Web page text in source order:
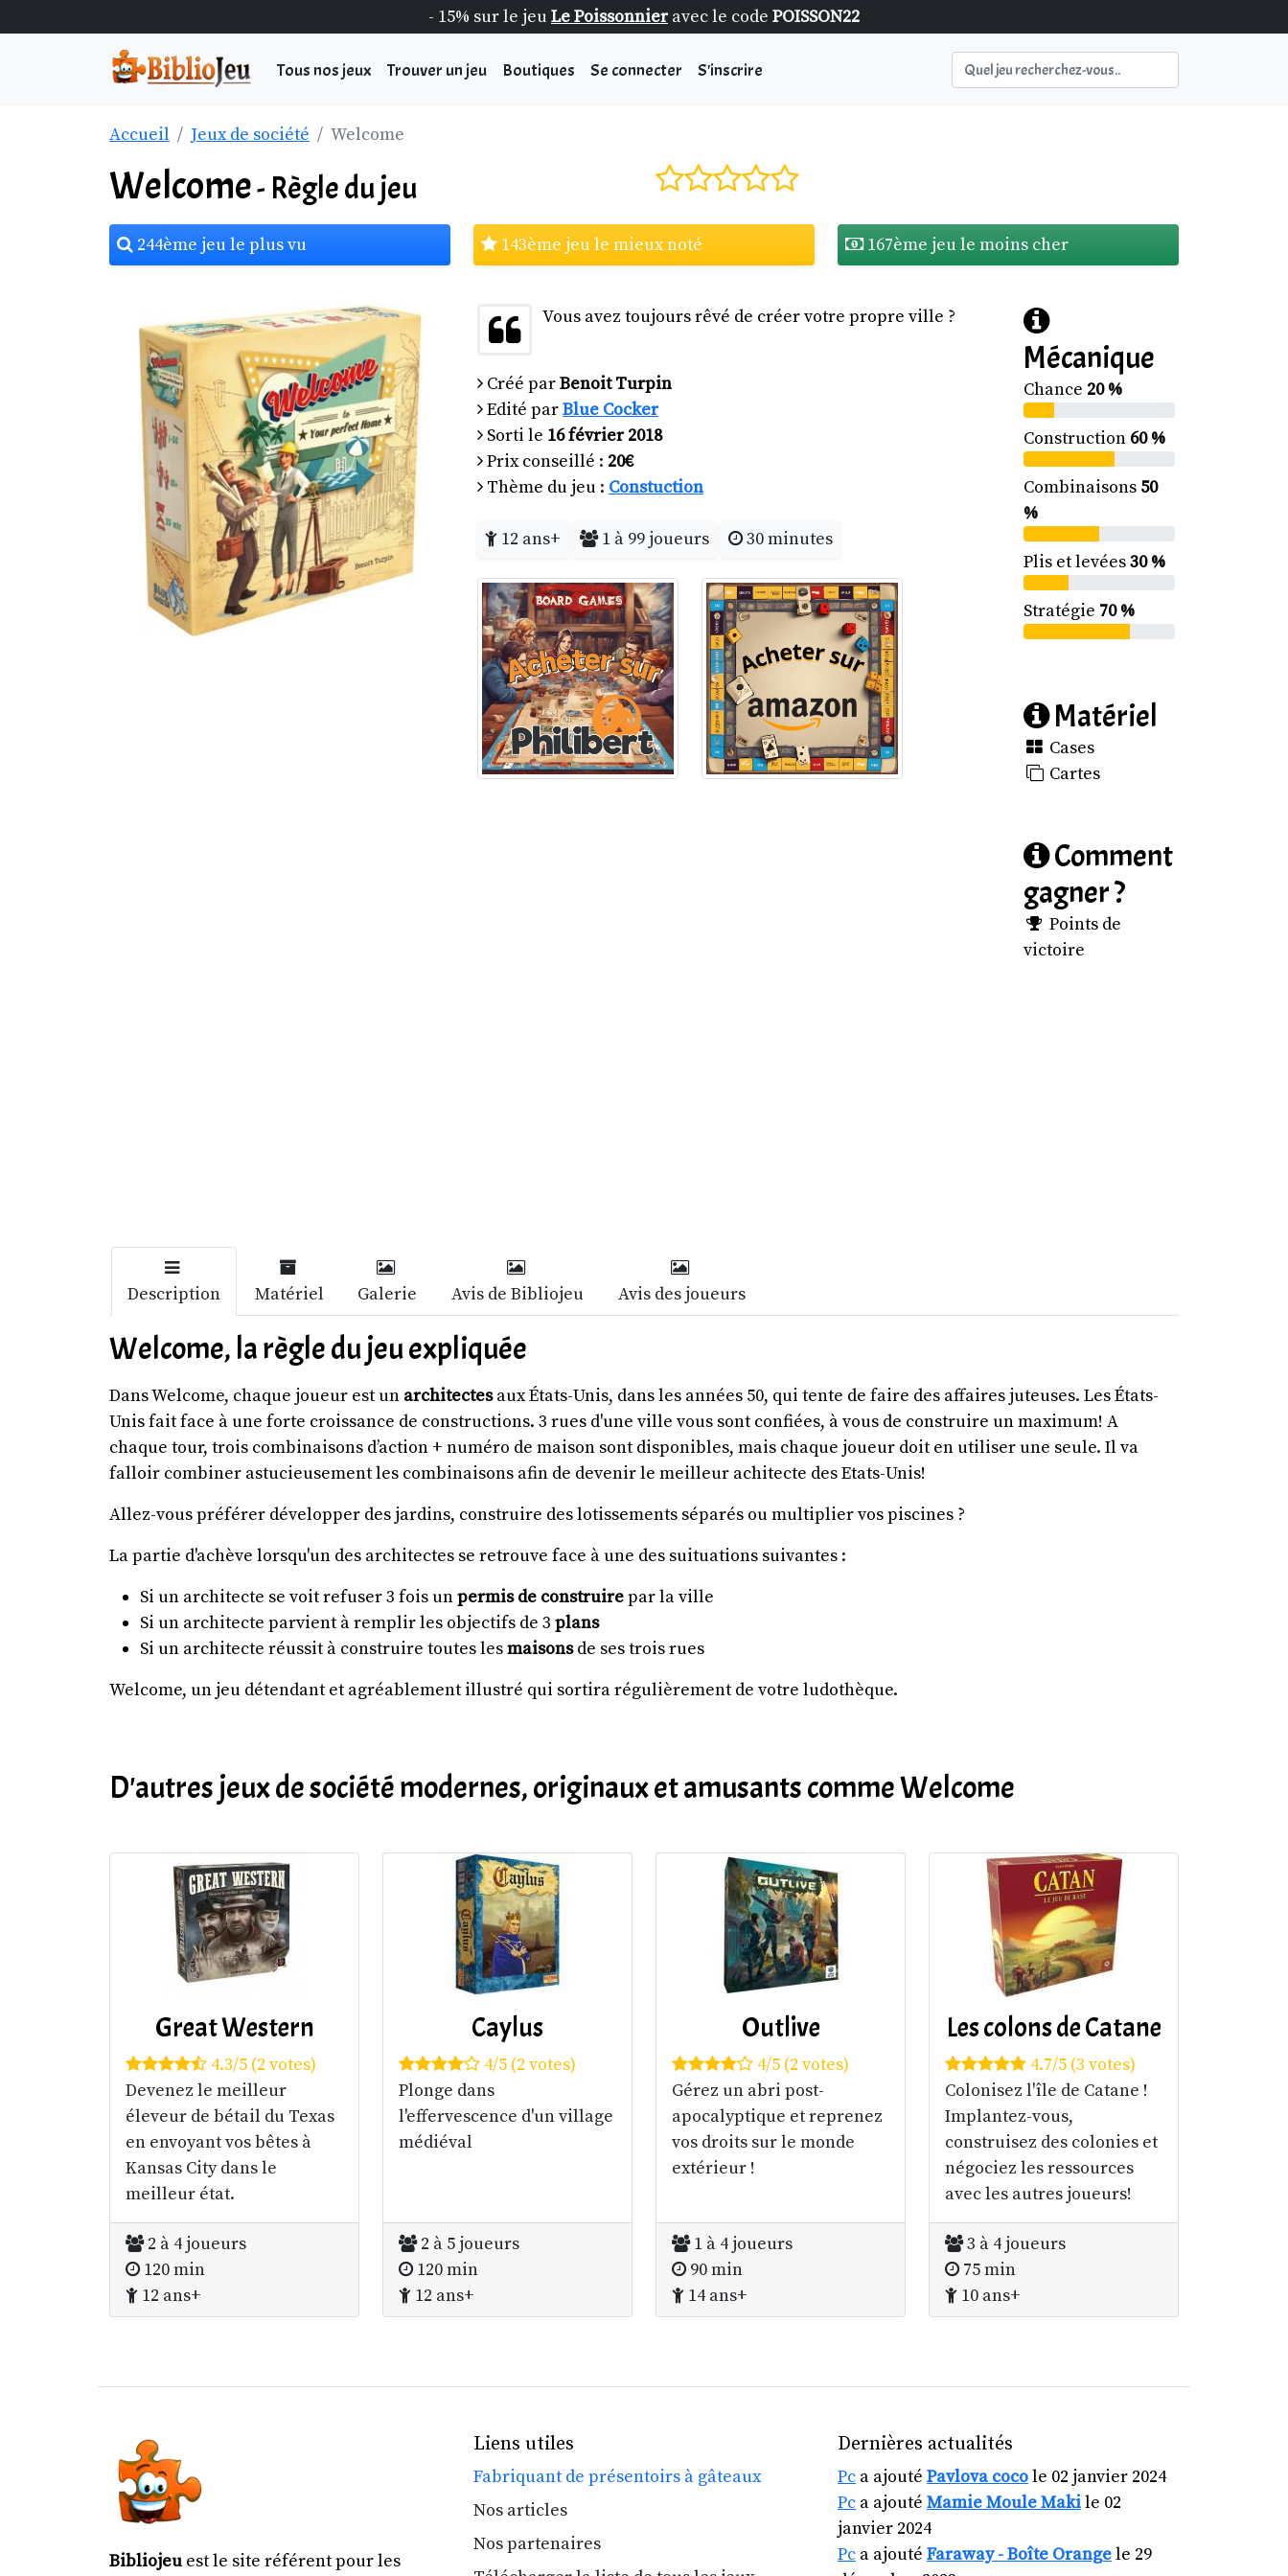
- 15% sur le jeuLe Poissonnieravec le code POISSON22
Tous nos jeux Trouver un jeu Boutiques Se connecter S'inscrire
Accueil Jeux de société Welcome
Welcome- Règle du jeu
244ème jeu le plus vu 143ème jeu le mieux noté 167ème jeu le moins cher
Vous avez toujours rêvé de créer votre propre ville ?
Créé parBenoit Turpin
Edité parBlue Cocker
Sorti le 16 février 2018
Prix conseillé : 20€
Thème du jeu : Constuction
12 ans+ 1 à 99 joueurs 30 minutes
Mécanique
Chance 20 %
Construction 60 %
Combinaisons 50
%
Plis et levées30 %
Stratégie 70 %
Matériel
Cases
Cartes
Comment
gagner ?
Points de
victoire
Description Matériel Galerie Avis de Bibliojeu Avis des joueurs
Welcome, la règle du jeu expliquée
Dans Welcome, chaque joueur est un architectesaux États-Unis, dans les années 50, qui tente de faire des affaires juteuses. Les États-
Unis fait face à une forte croissance de constructions. 3 rues d'une ville vous sont confiées, à vous de construire un maximum! A
chaque tour, trois combinaisons d’action + numéro de maison sont disponibles, mais chaque joueur doit en utiliser une seule. Il va
falloir combiner astucieusement les combinaisons afin de devenir le meilleur achitecte des Etats-Unis!
Allez-vous préférer développer des jardins, construire des lotissements séparés ou multiplier vos piscines ?
La partie d'achève lorsqu'un des architectes se retrouve face à une des suituations suivantes :
Si un architecte se voit refuser 3 fois unpermis de construirepar la ville
Si un architecte parvient à remplir les objectifs de 3 plans
Si un architecte réussit à construire toutes lesmaisonsde ses trois rues
Welcome, un jeu détendant et agréablement illustré qui sortira régulièrement de votre ludothèque.
D'autres jeux de société modernes, originaux et amusants comme Welcome
Great Western
4.3/5 (2 votes)
Devenez le meilleur
éleveur de bétail du Texas
en envoyant vos bêtes à
Kansas City dans le
meilleur état.
2 à 4 joueurs
120 min
12 ans+
Caylus
4/5 (2 votes)
Plonge dans
l'effervescence d'un village
médiéval
2 à 5 joueurs
120 min
12 ans+
Outlive
4/5 (2 votes)
Gérez un abri post-
apocalyptique et reprenez
vos droits sur le monde
extérieur !
1 à 4 joueurs
90 min
14 ans+
Les colons de Catane
4.7/5 (3 votes)
Colonisez l'île de Catane !
Implantez-vous,
construisez des colonies et
négociez les ressources
avec les autres joueurs!
3 à 4 joueurs
75 min
10 ans+
Bibliojeu est le site référent pour les
Liens utiles
Fabriquant de présentoirs à gâteaux
Nos articles
Nos partenaires
Dernières actualités
Pc a ajouté Pavlova cocole 02 janvier 2024
Pc a ajouté Mamie Moule Makile 02
janvier 2024
Pc a ajouté Faraway - Boîte Orangele 29